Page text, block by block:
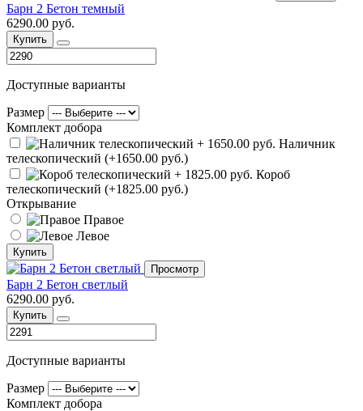
Барн 2 Бетон темный
6290.00 руб.
Купить
Доступные варианты
Размер
Комплект добора
Наличник
телескопический (+1650.00 руб.)
Короб
телескопический (+1825.00 руб.)
Открывание
Правое
Левое
Купить
Просмотр
Барн 2 Бетон светлый
6290.00 руб.
Купить
Доступные варианты
Размер
Комплект добора